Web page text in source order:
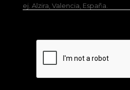
ej. Alzira, Valencia, España.